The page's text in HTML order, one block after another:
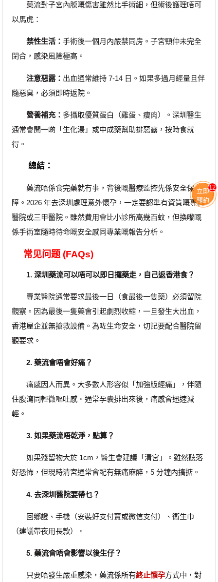
藥流對子宮內膜嘅傷害雖然比手術細，但術後護理唔可
以馬虎：
禁性生活： 手術後一個月內嚴禁同房。子宮頸仲未完全
閉合，感染風險極高。
注意惡露： 出血通常維持 7-14 日。如果多過月經量且伴
隨惡臭，必須即時返院。
營養補充： 多攝取優質蛋白（雞蛋、瘦肉）。深圳醫生
通常會開一啲「生化湯」或中成藥幫助排惡露，按時食就
得。
總結：
藥流唔係食完藥就冇事，背後嘅醫療監控先係安全保
障。2026 年去深圳處理意外懷孕，一定要認準有資質嘅專科
醫院或三甲醫院。雖然費用會比小診所高幾百蚊，但換嚟嘅
係手術室隨時待命嘅安全感同專業嘅報告分析。
常见问题 (FAQs)
1. 深圳藥流可以唔可以即日攞藥走，自己返香港食？
專業醫院通常要求最後一日（食最後一隻藥）必須留院
觀察。因為最後一隻藥會引起劇烈收縮，一旦發生大出血，
香港屋企並無搶救設備。為咗生命安全，切記要配合醫院留
觀要求。
2. 藥流會唔會好痛？
痛感因人而異。大多數人形容似「加強版經痛」，伴隨
住腹瀉同輕微嘔吐感。通常孕囊排出來後，痛感會迅速減
輕。
3. 如果藥流唔乾淨，點算？
如果殘留物大於 1cm，醫生會建議「清宮」。雖然聽落
好恐怖，但現時清宮通常會配有無痛麻醉，5 分鐘內搞掂。
4. 去深圳醫院要帶乜？
回鄉證、手機（安裝好支付寶或微信支付）、衞生巾
（建議帶夜用長款）。
5. 藥流會唔會影響以後生仔？
只要唔發生嚴重感染，藥流係所有終止懷孕方式中，對
立即
預約
12